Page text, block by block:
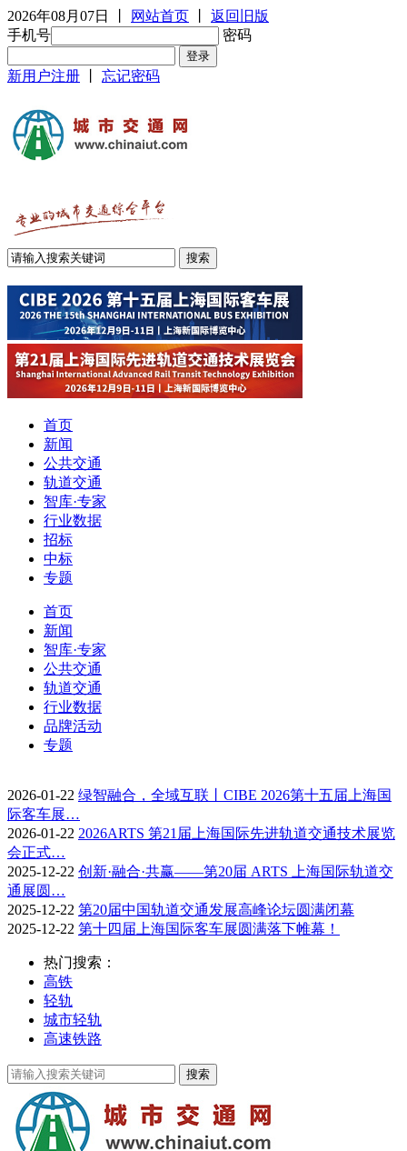
2026年08月07日 网站首页
返回旧版
手机号
密码
新用户注册 忘记密码
首页
新闻
公共交通
轨道交通
智库·专家
行业数据
招标
中标
专题
首页
新闻
智库·专家
公共交通
轨道交通
行业数据
品牌活动
专题
2026-01-22 绿智融合，全域互联丨CIBE 2026第十五届上海国
际客车展…
2026-01-22 2026ARTS 第21届上海国际先进轨道交通技术展览
会正式…
2025-12-22 创新·融合·共赢——第20届 ARTS 上海国际轨道交
通展圆…
2025-12-22 第20届中国轨道交通发展高峰论坛圆满闭幕
2025-12-22 第十四届上海国际客车展圆满落下帷幕！
热门搜索：
高铁
轻轨
城市轻轨
高速铁路